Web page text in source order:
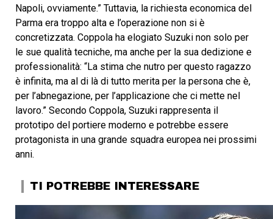
Napoli, ovviamente.” Tuttavia, la richiesta economica del
Parma era troppo alta e l’operazione non si è
concretizzata. Coppola ha elogiato Suzuki non solo per
le sue qualità tecniche, ma anche per la sua dedizione e
professionalità: “La stima che nutro per questo ragazzo
è infinita, ma al di là di tutto merita per la persona che è,
per l’abnegazione, per l’applicazione che ci mette nel
lavoro.” Secondo Coppola, Suzuki rappresenta il
prototipo del portiere moderno e potrebbe essere
protagonista in una grande squadra europea nei prossimi
anni.
TI POTREBBE INTERESSARE